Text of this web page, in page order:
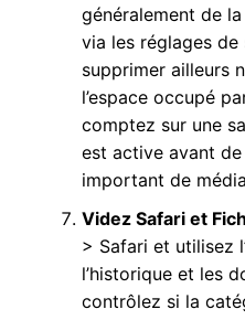
généralement de
via les réglages de
supprimer ailleurs
l’espace occupé
comptez sur une
est active avant
important de
Videz Safari et
> Safari et utilisez
l’historique et les
contrôlez si la